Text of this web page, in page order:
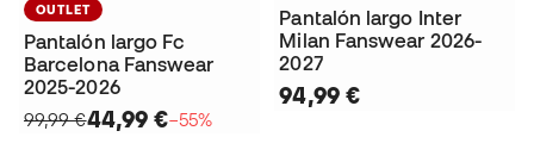
OUTLET
Pantalón largo Fc
Barcelona Fanswear
2025-2026
99,99 €44,99 €−55%
Pantalón largo Inter
Milan Fanswear 2026-
2027
94,99 €